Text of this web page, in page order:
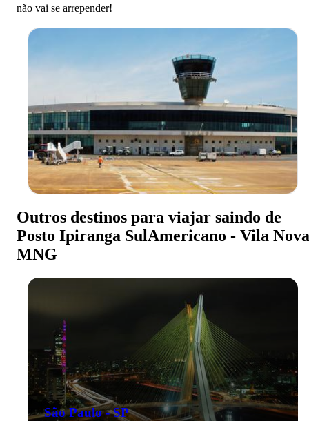
não vai se arrepender!
Outros destinos para viajar saindo de
Posto Ipiranga SulAmericano - Vila
MNG
São Paulo - SP